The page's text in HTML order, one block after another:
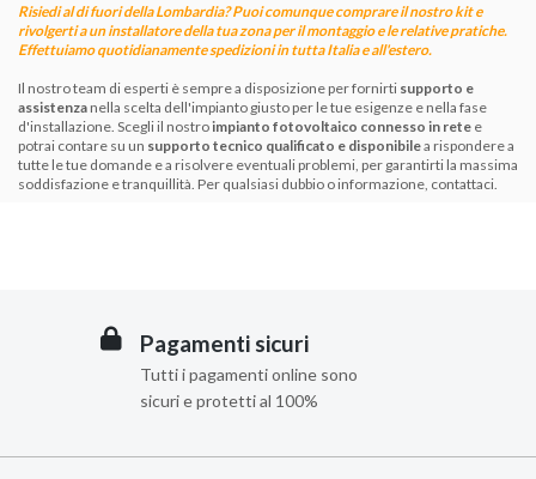
Risiedi al di fuori della Lombardia? Puoi comunque comprare il nostro kit e
rivolgerti a un installatore della tua zona per il montaggio e lerelativepratiche.
Effettuiamo quotidianamente spedizioni in tutta Italia e all'estero.
Il nostro team di esperti è sempre a disposizione per fornirti supporto e
assistenza nella scelta dell'impianto giusto per le tue esigenze e nella fase
d'installazione. Scegli il nostroimpianto fotovoltaico connesso in rete e
potrai contare su un supporto tecnico qualificato e disponibilea rispondere a
tutte le tue domande e a risolvere eventuali problemi, per garantirti la massima
soddisfazione e tranquillità. Per qualsiasi dubbio o informazione, contattaci
Pagamenti sicuri
Tutti i pagamenti online sono
sicuri e protetti al 100%